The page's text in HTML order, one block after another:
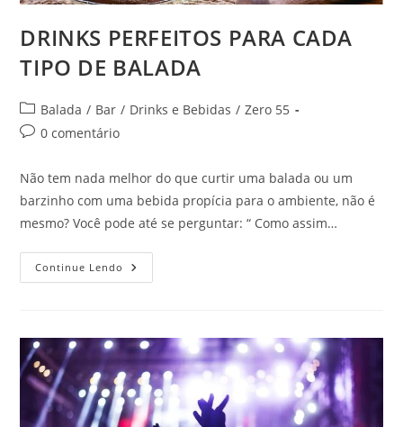
DRINKS PERFEITOS PARA CADA
TIPO DE BALADA
Categoria
do
Balada / Bar / Drinks e Bebidas / Zero 55
Comentários
post:
0 comentário
Não tem nada melhor do que curtir uma balada ou um
barzinho com uma bebida propícia para o ambiente, não é
mesmo? Você pode até se perguntar: “ Como assim…
Continue Lendo DRINKS
PERFEITOS
BALADA